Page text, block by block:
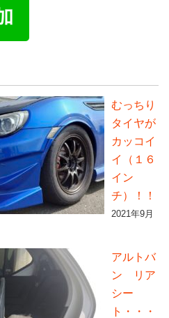
むっちり
タイヤが
カッコイ
イ（１６
イン
チ）！！
2021年9月
アルトバ
ン リア
シー
ト・・・